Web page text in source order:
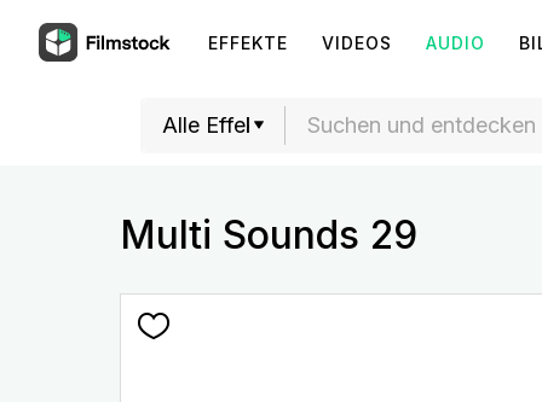
EFFEKTE VIDEOS AUDIO
Multi Sounds 29